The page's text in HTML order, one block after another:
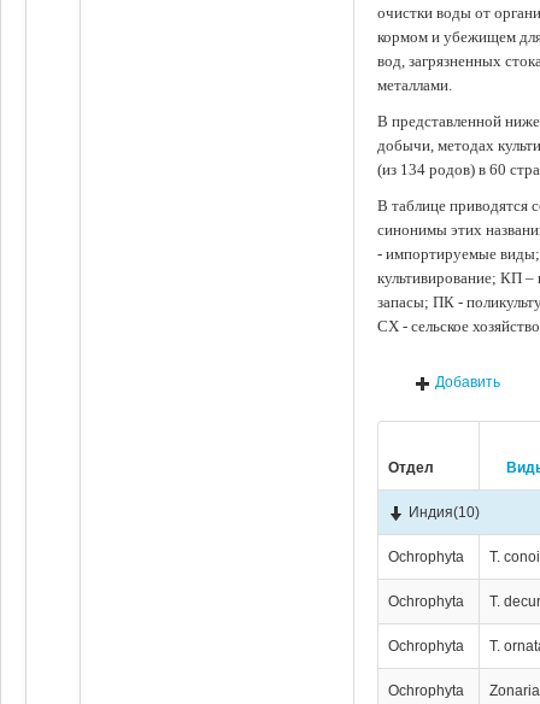
очистки воды от
кормом и убежищем
вод, загрязненных
металлами.
В представленной
добычи, методах
(из 134 родов) в 60
В таблице приводятся
синонимы этих
- импортируемые
культивирование; КП
запасы; ПК -
СХ - сельское
Добавить
Отдел
Индия(10)
Ochrophyta T.
Ochrophyta T.
Ochrophyta T.
Ochrophyta
Zonaria